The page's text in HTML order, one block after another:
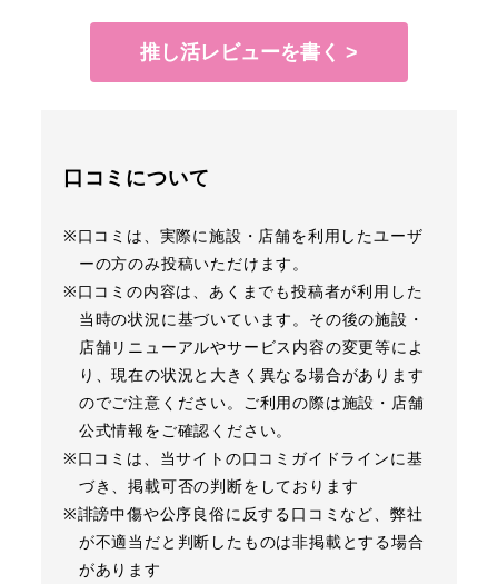
推し活レビューを書く >
口コミについて
※口コミは、実際に施設・店舗を利用したユーザ
ーの方のみ投稿いただけます。
※口コミの内容は、あくまでも投稿者が利用した
当時の状況に基づいています。その後の施設・
店舗リニューアルやサービス内容の変更等によ
り、現在の状況と大きく異なる場合があります
のでご注意ください。ご利用の際は施設・店舗
公式情報をご確認ください。
※口コミは、当サイトの口コミガイドラインに基
づき、掲載可否の判断をしております
※誹謗中傷や公序良俗に反する口コミなど、弊社
が不適当だと判断したものは非掲載とする場合
があります